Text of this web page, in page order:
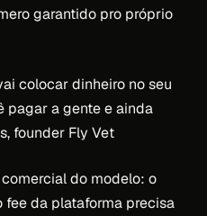
garantido pro próprio
colocar dinheiro no seu
pagar a gente e ainda
founder Fly Vet
do modelo: o
fee da plataforma precisa